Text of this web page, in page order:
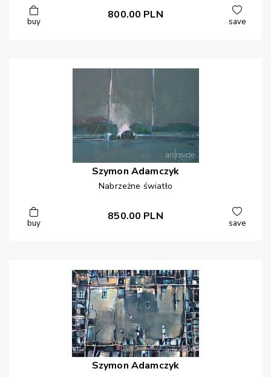
buy
800.00 PLN
save
Szymon Adamczyk
Nabrzeżne światło
buy
850.00 PLN
save
Szymon Adamczyk